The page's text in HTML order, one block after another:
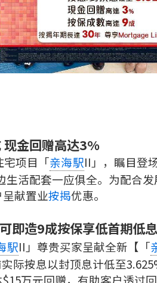
金回赠高达3%
宅项目「亲海駅II」，瞩目登
活配套一应俱全。为配合
献置业按揭优惠。
即造9成按保享低首期低
駅II」尊贵买家呈献全新【「
际按息以封顶息计低至
万元回赠，有助客户透过